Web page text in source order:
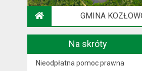
GMINA
Na skróty
Nieodpłatna pomoc prawna